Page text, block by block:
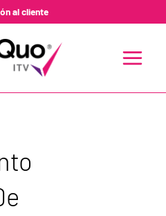
al cliente
MENU